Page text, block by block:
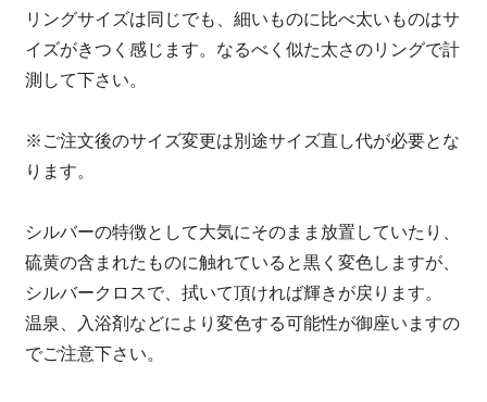
リングサイズは同じでも、細いものに比べ太いものはサ
イズがきつく感じます。なるべく似た太さのリングで計
測して下さい。
※ご注文後のサイズ変更は別途サイズ直し代が必要とな
ります。
シルバーの特徴として大気にそのまま放置していたり、
硫黄の含まれたものに触れていると黒く変色しますが、
シルバークロスで、拭いて頂ければ輝きが戻ります。
温泉、入浴剤などにより変色する可能性が御座いますの
でご注意下さい。